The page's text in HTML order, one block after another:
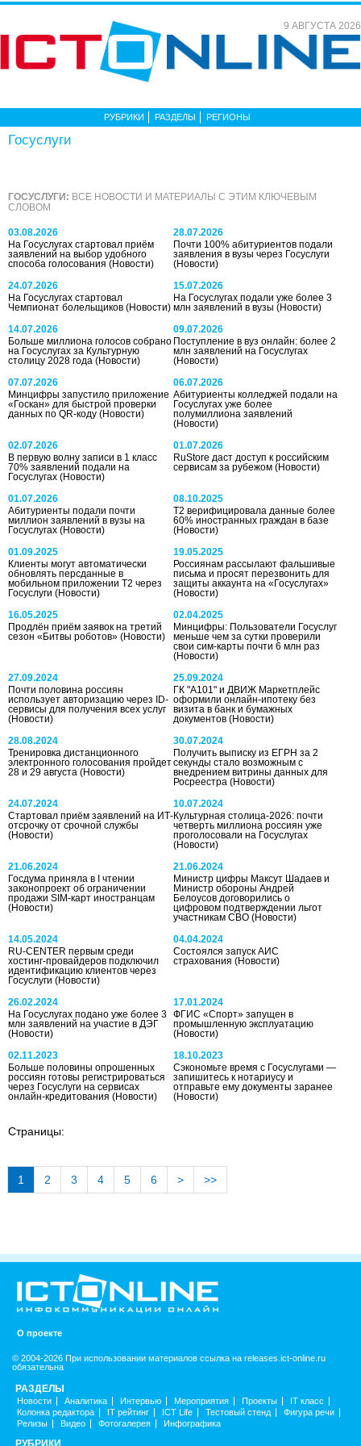
9 АВГУСТА 2026
РУБРИКИ РАЗДЕЛЫ РЕГИОНЫ
Госуслуги
ГОСУСЛУГИ: ВСЕ НОВОСТИ И МАТЕРИАЛЫ С ЭТИМ КЛЮЧЕВЫМ
СЛОВОМ
03.08.2026
На Госуслугах стартовал приём
заявлений на выбор удобного
способа голосования (Новости)
28.07.2026
Почти 100% абитуриентов подали
заявления в вузы через Госуслуги
(Новости)
24.07.2026
На Госуслугах стартовал
Чемпионат болельщиков (Новости)
15.07.2026
На Госуслугах подали уже более 3
млн заявлений в вузы(Новости)
14.07.2026
Больше миллиона голосов собрано
на Госуслугах за Культурную
столицу 2028 года (Новости)
09.07.2026
Поступление в вуз онлайн: более 2
млн заявлений на Госуслугах
(Новости)
07.07.2026
Минцифры запустило приложение
«Госкан» для быстрой проверки
данных по QR-коду (Новости)
06.07.2026
Абитуриенты колледжей подали на
Госуслугах уже более
полумиллиона заявлений
(Новости)
02.07.2026
В первую волну записи в 1 класс
70% заявлений подали на
Госуслугах (Новости)
01.07.2026
RuStore даст доступ к российским
сервисам за рубежом(Новости)
01.07.2026
Абитуриенты подали почти
миллион заявлений в вузы на
Госуслугах (Новости)
08.10.2025
T2 верифицировала данные более
60% иностранных граждан в базе
(Новости)
01.09.2025
Клиенты могут автоматически
обновлять персданные в
мобильном приложении Т2 через
Госуслуги (Новости)
19.05.2025
Россиянам рассылают фальшивые
письма и просят перезвонить для
защиты аккаунта на «Госуслугах»
(Новости)
16.05.2025
Продлён приём заявок на третий
сезон «Битвы роботов» (Новости)
02.04.2025
Минцифры: Пользователи Госуслуг
меньше чем за сутки проверили
свои сим-карты почти 6 млн раз
(Новости)
27.09.2024
Почти половина россиян
использует авторизацию через ID-
сервисы для получения всех услуг
(Новости)
25.09.2024
ГК "А101" и ДВИЖ Маркетплейс
оформили онлайн-ипотеку без
визита в банк и бумажных
документов(Новости)
28.08.2024
Тренировка дистанционного
электронного голосования пройдет
28 и 29 августа (Новости)
30.07.2024
Получить выписку из ЕГРН за 2
секунды стало возможным с
внедрением витрины данных для
Росреестра(Новости)
24.07.2024
Стартовал приём заявлений на ИТ-
отсрочку от срочной службы
(Новости)
10.07.2024
Культурная столица-2026: почти
четверть миллиона россиян уже
проголосовали на Госуслугах
(Новости)
21.06.2024
Госдума приняла в I чтении
законопроект об ограничении
продажи SIM-карт иностранцам
(Новости)
21.06.2024
Министр цифры Максут Шадаев и
Министр обороны Андрей
Белоусов договорились о
цифровом подтверждении льгот
участникам СВО(Новости)
14.05.2024
RU-CENTER первым среди
хостинг-провайдеров подключил
идентификацию клиентов через
Госуслуги (Новости)
04.04.2024
Состоялся запуск АИС
страхования(Новости)
26.02.2024
На Госуслугах подано уже более 3
млн заявлений на участие в ДЭГ
(Новости)
17.01.2024
ФГИС «Спорт» запущен в
промышленную эксплуатацию
(Новости)
02.11.2023
Больше половины опрошенных
россиян готовы регистрироваться
через Госуслуги на сервисах
онлайн-кредитования (Новости)
18.10.2023
Сэкономьте время с Госуслугами —
запишитесь к нотариусу и
отправьте ему документы заранее
(Новости)
Страницы:
1 2 3 4 5 6 > >>
О проекте
© 2004-2026 При использовании материалов ссылка на releases.ict-online.ru
обязательна
РАЗДЕЛЫ
Новости Аналитика Интервью Мероприятия Проекты
IT класс
Колонка редактора
IT рейтинг ICT Life Тестовый стенд
Фигура речи
Релизы
Видео Фотогалерея Инфографика
РУБРИКИ